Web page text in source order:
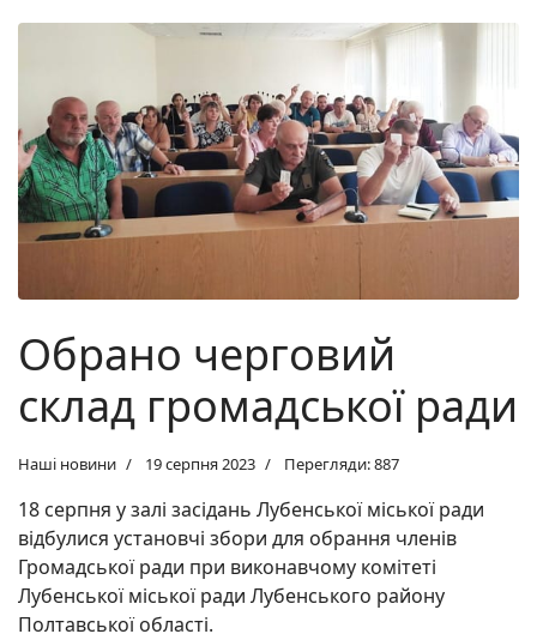
Обрано черговий
склад громадської ради
Наші новини 19 серпня 2023 Перегляди: 887
18 серпня у залі засідань Лубенської міської ради
відбулися установчі збори для обрання членів
Громадської ради при виконавчому комітеті
Лубенської міської ради Лубенського району
Полтавської області.